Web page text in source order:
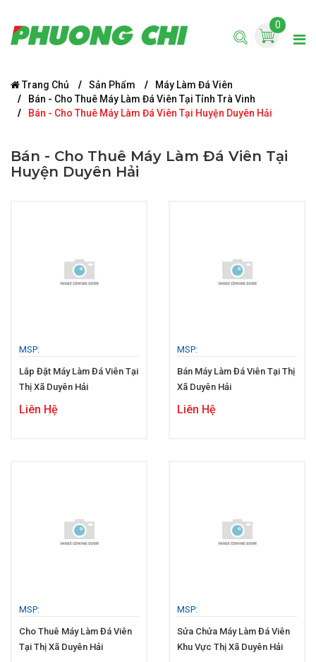
0
Trang Chủ Sản Phẩm
Máy Làm Đá Viên
Bán - Cho Thuê Máy Làm Đá Viên Tại Tỉnh Trà Vinh
Bán - Cho Thuê Máy Làm Đá Viên Tại Huyện Duyên Hải
Bán - Cho Thuê Máy Làm Đá Viên Tại
Huyện Duyên Hải
MSP:
Lắp Đặt Máy Làm Đá Viên Tại
Thị Xã Duyên Hải
Liên Hệ
MSP:
Bán Máy Làm Đá Viên Tại Thị
Xã Duyên Hải
Liên Hệ
MSP:
Cho Thuê Máy Làm Đá Viên
Tại Thị Xã Duyên Hải
MSP:
Sửa Chửa Máy Làm Đá Viên
Khu Vực Thị Xã Duyên Hải